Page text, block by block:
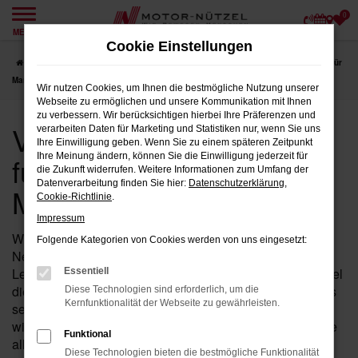
Zum
springen
MENÜ
0
VW Touareg Neuwagen für
Marktredwitz bei Motor-Nützel
VW Touareg Neuwagen
für Marktredwitz bei
Motor-Nützel
Wenn Sie in der Nähe von Marktredwitz nach einem
Neuwagen suchen, der sowohl durch Stil als auch durch
Leistung besticht, ist der Touareg von VW bei Motor-Nützel
die perfekte Wahl für Sie. Als Ihr etabliertes VW Autohaus
seit über 90 Jahren in der Nähe von Marktredwitz bieten
wir Ihnen eine breite Auswahl an Touareg Neuwagen, die
all Ihre Erwartungen erfüllen werden.
Cookie Einstellungen
Wir nutzen Cookies, um Ihnen die bestmögliche Nutzung unserer
Webseite zu ermöglichen und unsere Kommunikation mit Ihnen
zu verbessern. Wir berücksichtigen hierbei Ihre Präferenzen und
verarbeiten Daten für Marketing und Statistiken nur, wenn Sie uns
Ihre Einwilligung geben. Wenn Sie zu einem späteren Zeitpunkt
Ihre Meinung ändern, können Sie die Einwilligung jederzeit für
die Zukunft widerrufen. Weitere Informationen zum Umfang der
Datenverarbeitung finden Sie hier: Datenschutzerklärung,
Cookie-Richtlinie.
Impressum
Folgende Kategorien von Cookies werden von uns eingesetzt:
Essentiell
Diese Technologien sind erforderlich, um die
Kernfunktionalität der Webseite zu gewährleisten.
Funktional
Diese Technologien bieten die bestmögliche Funktionalität